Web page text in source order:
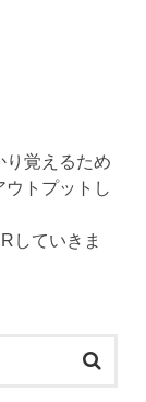
り覚えるため
トプットし
していきま